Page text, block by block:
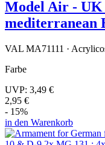
Model Air - UK
mediterranean
VAL MA71111 ·
Farbe
UVP: 3,49 €
2,95 €
- 15%
in den Warenkorb